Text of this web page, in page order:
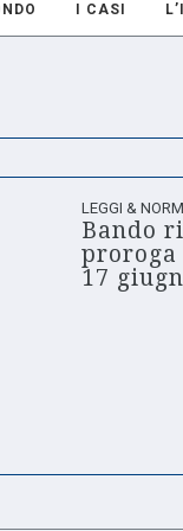
I CASI
LEGGI &
Bando
17